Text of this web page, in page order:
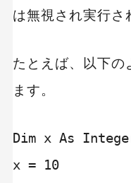
は無視され実行さ
たとえば、以下の
ます。
Dim x As
x = 10